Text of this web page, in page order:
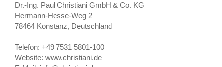
Dr.-Ing. Paul Christiani GmbH & Co. KG
Hermann-Hesse-Weg 2
78464 Konstanz, Deutschland
Telefon: +49 7531 5801-100
Website: www.christiani.de